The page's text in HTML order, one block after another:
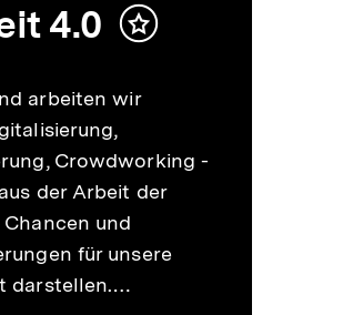
4.0
Inhalt
arbeiten wir
Crowdworking -
der Arbeit der
und
für unsere
darstellen.…